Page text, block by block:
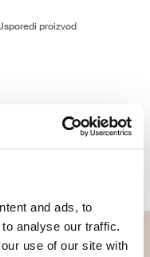
and ads, to
analyse our traffic.
use of our site with
proizvod